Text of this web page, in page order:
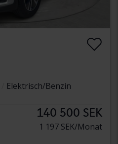
Elektrisch/Benzin
140 500 SEK
1 197 SEK/Monat